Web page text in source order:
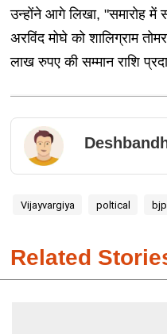
उन्होंने आगे लिखा, "समारोह
अरविंद मोघे को शालिग्राम
लाख रुपए की सम्मान राशि
Vijayvargiya poltical
Related